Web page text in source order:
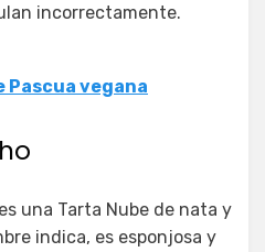
incorrectamente.
Pascua vegana
una Tarta Nube de nata y
indica, es esponjosa y